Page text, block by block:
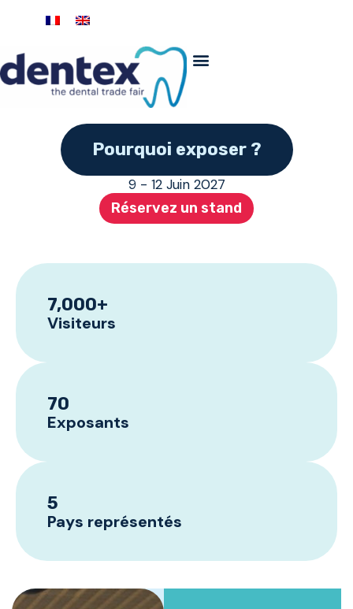
Pourquoi exposer ?
9 - 12 Juin 2027
Réservez un stand
Visiteurs
7,000+
Exposants
70
Pays représentés
5